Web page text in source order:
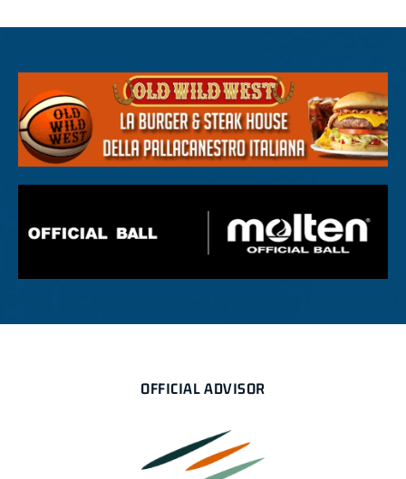
OFFICIAL ADVISOR